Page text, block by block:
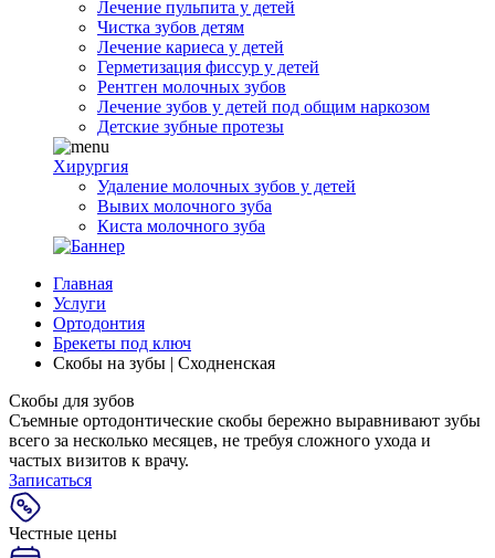
Лечение пульпита у детей
Чистка зубов детям
Лечение кариеса у детей
Герметизация фиссур у детей
Рентген молочных зубов
Лечение зубов у детей под общим наркозом
Детские зубные протезы
Хирургия
Удаление молочных зубов у детей
Вывих молочного зуба
Киста молочного зуба
Главная
Услуги
Ортодонтия
Брекеты под ключ
Скобы на зубы | Сходненская
Скобы для зубов
Съемные ортодонтические скобы бережно выравнивают зубы
всего за несколько месяцев, не требуя сложного ухода и
частых визитов к врачу.
Записаться
Честные цены